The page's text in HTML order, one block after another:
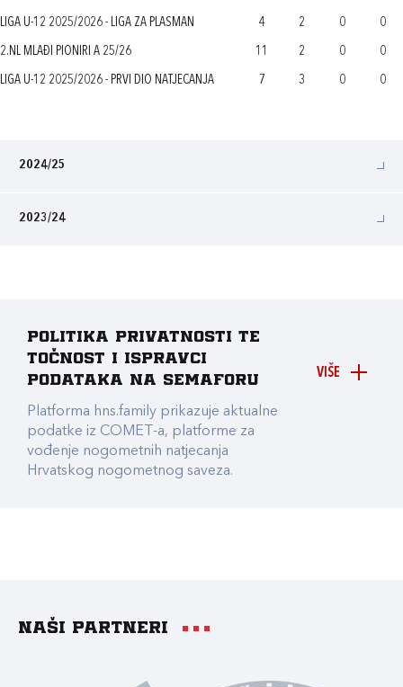
LIGA U-12 2025/2026 - LIGA ZA PLASMAN 4 2 0 0
2.NL MLAĐI PIONIRI A 25/26 11 2 0 0
LIGA U-12 2025/2026 - PRVI DIO NATJECANJA 7 3 0 0
2024/25
2023/24
VIŠE
Politika privatnosti te
točnost i ispravci
podataka na Semaforu
Platforma hns.family prikazuje aktualne
podatke iz COMET-a, platforme za
vođenje nogometnih natjecanja
Hrvatskog nogometnog saveza.
Naši partneri